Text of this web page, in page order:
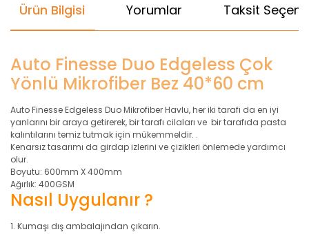
Ürün Bilgisi Yorumlar Taksit
Auto Finesse Duo Edgeless Çok
Yönlü Mikrofiber Bez 40*60 cm
Auto Finesse Edgeless Duo Mikrofiber Havlu, her iki tarafı da en iyi
yanlarını bir araya getirerek, bir tarafı cilaları ve bir tarafıda pasta
kalıntılarını temiz tutmak için mükemmeldir. .
Kenarsız tasarımı da girdap izlerini ve çizikleri önlemede yardımcı
olur.
Boyutu: 600mm X 400mm
Ağırlık: 400GSM
Nasıl Uygulanır ?
1. Kumaşı dış ambalajından çıkarın.